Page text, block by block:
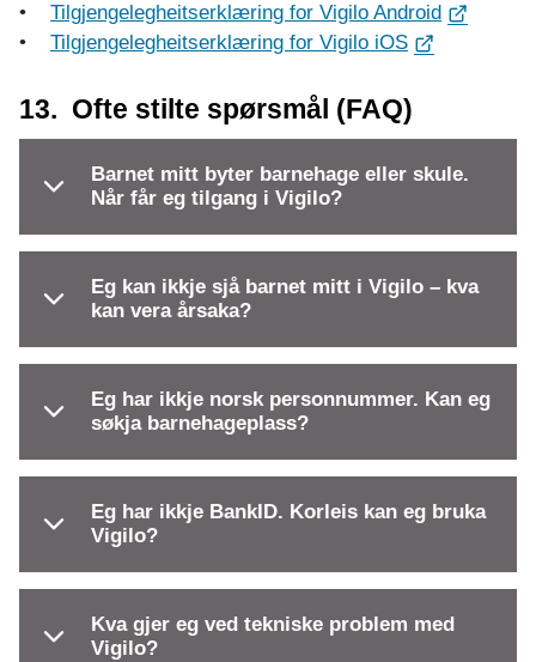
• Tilgjengelegheitserklæring for Vigilo Android
• Tilgjengelegheitserklæring for Vigilo iOS
13. Ofte stilte spørsmål (FAQ)
Barnet mitt byter barnehage eller skule.
Når får eg tilgang i Vigilo?
Eg kan ikkje sjå barnet mitt i Vigilo – kva
kan vera årsaka?
Eg har ikkje norsk personnummer. Kan eg
søkja barnehageplass?
Eg har ikkje BankID. Korleis kan eg bruka
Vigilo?
Kva gjer eg ved tekniske problem med
Vigilo?